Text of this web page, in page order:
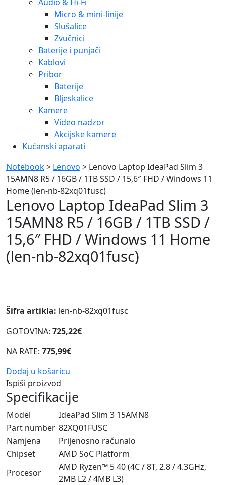
Micro & mini-linije
Slušalice
Zvučnici
Baterije i punjači
Kablovi
Pribor
Baterije
Bljeskalice
Kamere
Video nadzor
Akcijske kamere
Kućanski aparati
Notebook> Lenovo > Lenovo Laptop IdeaPad Slim 3
15AMN8 R5 / 16GB / 1TB SSD / 15,6″ FHD / Windows 11
Home (len-nb-82xq01fusc)
Lenovo Laptop IdeaPad Slim 3
15AMN8 R5 / 16GB / 1TB SSD /
15,6″ FHD / Windows 11 Home
(len-nb-82xq01fusc)
Šifra artikla: len-nb-82xq01fusc
GOTOVINA: 725,22€
NA RATE: 775,99€
Dodaj u košaricu
Ispiši proizvod
Specifikacije
Model
IdeaPad Slim 3 15AMN8
Part number 82XQ01FUSC
Namjena
Prijenosno računalo
Chipset
AMD SoC Platform
Procesor
AMD Ryzen™ 5 40 (4C / 8T, 2.8 / 4.3GHz,
2MB L2 / 4MB L3)